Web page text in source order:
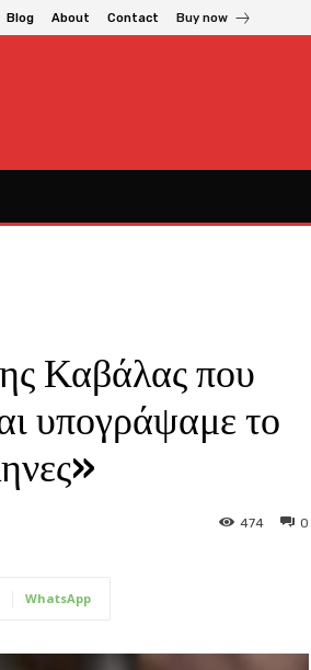
Blog About Contact Buy now
Καβάλας που
υπογράψαμε το
0
474
WhatsApp